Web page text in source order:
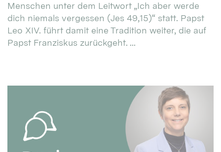
Menschen unter dem Leitwort „Ich aber werde
dich niemals vergessen (Jes 49,15)“ statt. Papst
Leo XIV. führt damit eine Tradition weiter, die auf
Papst Franziskus zurückgeht. ...